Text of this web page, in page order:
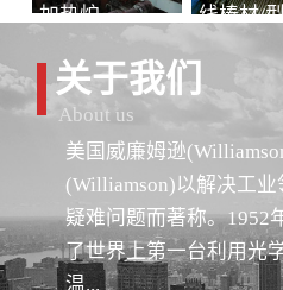
加热炉
关于我们
About us
美国威廉姆逊
(Williamson)以解决工
疑难问题而著称。1952
了世界上第一台利用光
温...